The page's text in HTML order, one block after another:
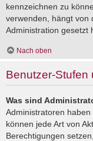
kennzeichnen zu
verwenden, hängt von
Administration gesetzt
Nach oben
Benutzer-Stufen
Was sind
Administratoren
können jede Art von
Berechtigungen